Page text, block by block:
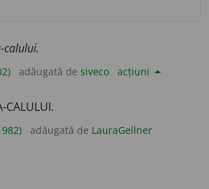
calului.
adăugată de siveco acțiuni
CALULUI.
adăugată de LauraGellner